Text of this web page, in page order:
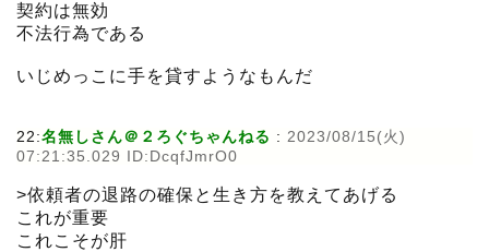
契約は無効
不法行為である
いじめっこに手を貸すようなもんだ
22:名無しさん＠２ろぐちゃんねる : 2023/08/15(火)
07:21:35.029 ID:DcqfJmrO0
>依頼者の退路の確保と生き方を教えてあげる
これが重要
これこそが肝